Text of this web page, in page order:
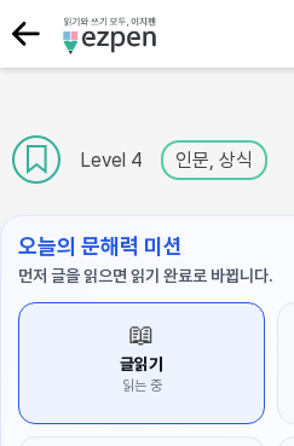
Level 4 인문, 상식
오늘의 문해력 미션
먼저 글을 읽으면 읽기 완료로 바뀝니다.
📖
글읽기
읽는 중